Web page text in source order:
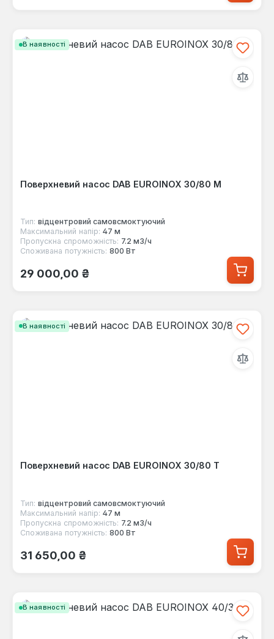
В наявності
Поверхневий насос DAB EUROINOX 30/80 M
Тип: відцентровий самовсмоктуючий
Максимальний напір: 47 м
Пропускна спроможність: 7.2 м3/ч
Споживана потужність: 800 Вт
Звичайна ціна:
29 000,00 ₴
В наявності
Поверхневий насос DAB EUROINOX 30/80 T
Тип: відцентровий самовсмоктуючий
Максимальний напір: 47 м
Пропускна спроможність: 7.2 м3/ч
Споживана потужність: 800 Вт
Звичайна ціна:
31 650,00 ₴
В наявності